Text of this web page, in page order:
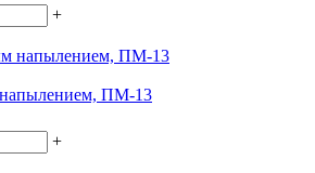
+
ПМ-13
+